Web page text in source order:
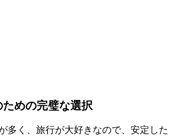
めの完璧な選択
多く、旅行が大好きなので、安定した